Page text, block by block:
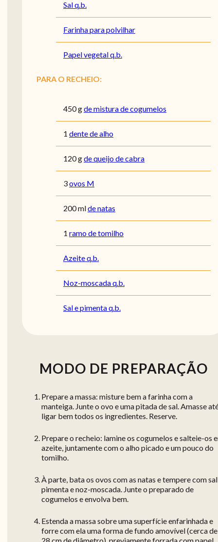
Sal q.b.
Farinha para polvilhar
Papel vegetal q.b.
PARA O RECHEIO:
450gde mistura de cogumelos
1 dente de alho
120gde queijo de cabra
3ovos M
200mlde natas
1 ramo de tomilho
Azeite q.b.
Noz-moscada q.b.
Sal e pimenta q.b.
MODO DE PREPARAÇÃO
Prepare a massa: misture bem a farinha com a
manteiga. Junte o ovo e uma pitada de sal. Amasse
ligar bem todos os ingredientes. Reserve.
Prepare o recheio: lamine os cogumelos e salteie-os
azeite, juntamente com o alho picado e um pouco do
tomilho.
À parte, bata os ovos com as natas e tempere com
pimenta e noz-moscada. Junte o preparado de
cogumelos e envolva bem.
Estenda a massa sobre uma superfície enfarinhada e
forre com ela uma forma de fundo amovível (cerca de